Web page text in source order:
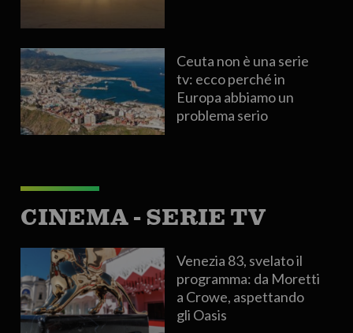
Ceuta non è una serie
tv: ecco perché in
Europa abbiamo un
problema serio
CINEMA - SERIE TV
Venezia 83, svelato il
programma: da Moretti
a Crowe, aspettando
gli Oasis